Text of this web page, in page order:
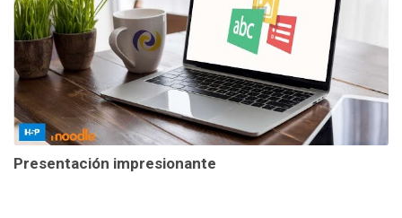
Presentación impresionante